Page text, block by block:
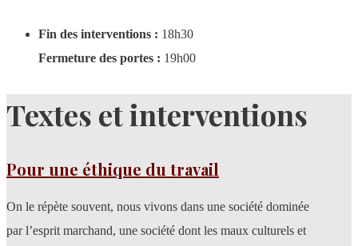
Fin des interventions : 18h30
Fermeture des portes : 19h00
Textes et interventions
Pour une éthique du travail
On le répète souvent, nous vivons dans une société dominée
par l’esprit marchand, une société dont les maux culturels et